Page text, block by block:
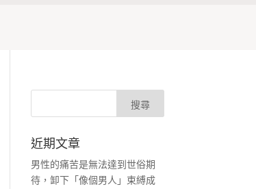
近期文章
男性的痛苦是無法達到世俗期
待，卸下「像個男人」束縛成